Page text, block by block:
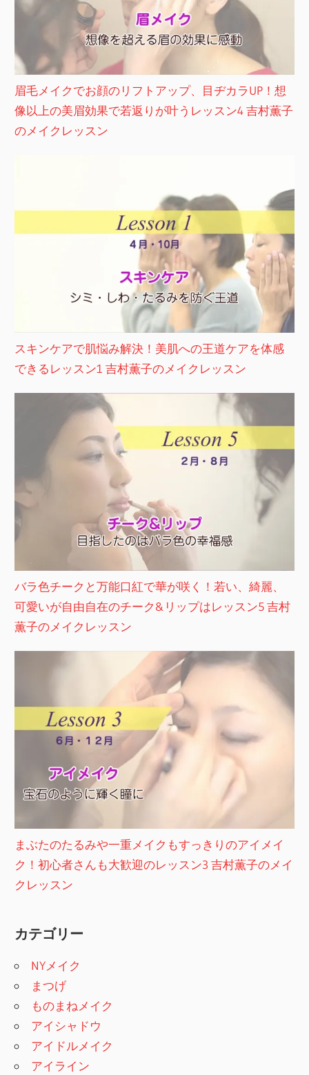
眉毛メイクでお顔のリフトアップ、目ヂカラUP！想
像以上の美眉効果で若返りが叶うレッスン4 吉村薫子
のメイクレッスン
スキンケアで肌悩み解決！美肌への王道ケアを体感
できるレッスン1 吉村薫子のメイクレッスン
バラ色チークと万能口紅で華が咲く！若い、綺麗、
可愛いが自由自在のチーク&リップはレッスン5 吉村
薫子のメイクレッスン
まぶたのたるみや一重メイクもすっきりのアイメイ
ク！初心者さんも大歓迎のレッスン3 吉村薫子のメイ
クレッスン
カテゴリー
NYメイク
まつげ
ものまねメイク
アイシャドウ
アイドルメイク
アイライン